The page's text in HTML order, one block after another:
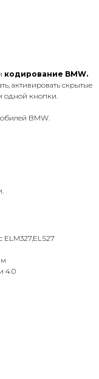
кодирование BMW.
активировать скрытые
одной кнопки.
BMW.
4.0